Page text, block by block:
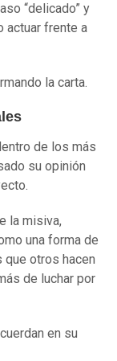
“delicado” y
actuar frente a
la carta.
de los más
su opinión
la misiva,
una forma de
que otros hacen
de luchar por
en su